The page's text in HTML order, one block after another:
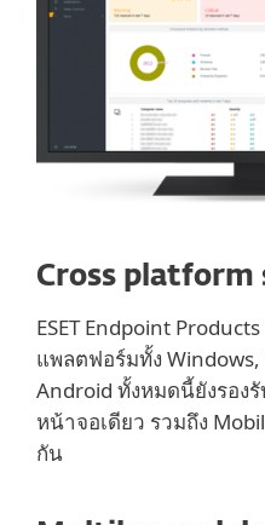
Cross platform
ESET Endpoint
แพลตฟอร์มทั้ง Windows,
Android ทั้งหมดนี้ยังรอง
หน้าจอเดียว รวมถึง
กัน